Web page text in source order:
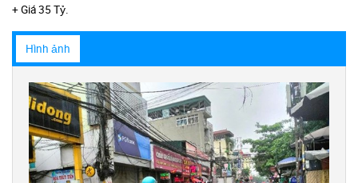
+ Giá 35 Tỷ.
Hình ảnh